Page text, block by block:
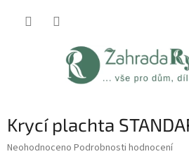
Krycí plachta
Průměrné
Neohodnoceno Podrobnosti hodnocení